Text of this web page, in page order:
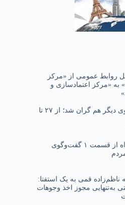
روابط عمومی از «مرکز
به «مرکز اعتمادسازی و
چند قلم داروی دیگر هم گران شد؛ از ۲۷ تا
۶ نکته‌ی کوتاه از قسمت ۱ گفت‌وگوی
ناظم‌زاده قمی به یک استفتا:
به‌تنهایی مجوز اخذ وجوهات